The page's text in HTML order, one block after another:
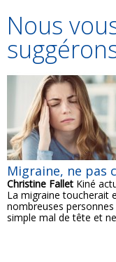
Nous
Migraine, ne pas
Christine Fallet Kiné
La migraine toucherait
nombreuses
simple mal de tête et